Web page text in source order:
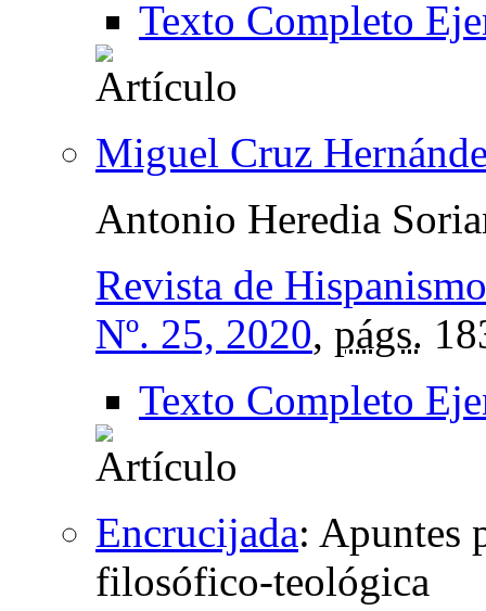
Texto Completo
Miguel Cruz
Antonio Heredia
Revista de
Nº. 25, 2020, págs.
Texto Completo
Encrucijada: Apuntes
filosófico-teológica